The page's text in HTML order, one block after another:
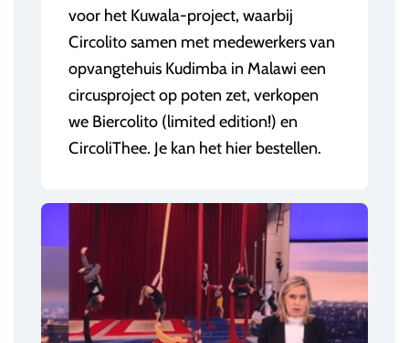
voor het Kuwala-project, waarbij
Circolito samen met medewerkers van
opvangtehuis Kudimba in Malawi een
circusproject op poten zet, verkopen
we Biercolito (limited edition!) en
CircoliThee. Je kan het hier bestellen.